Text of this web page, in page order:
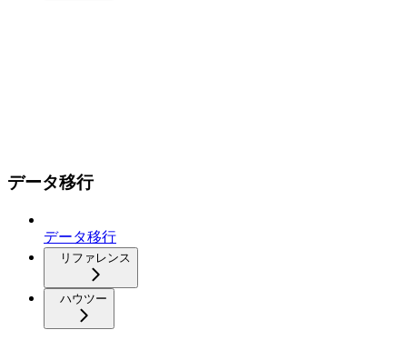
データ移行
データ移行
リファレンス
ハウツー